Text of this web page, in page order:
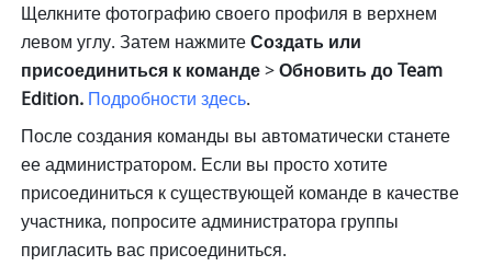
Щелкните фотографию своего профиля в верхнем
левом углу. Затем нажмите Создать или
присоединиться к команде > Обновить до Team
Edition. Подробности здесь.
После создания команды вы автоматически станете
ее администратором. Если вы просто хотите
присоединиться к существующей команде в качестве
участника, попросите администратора группы
пригласить вас присоединиться.